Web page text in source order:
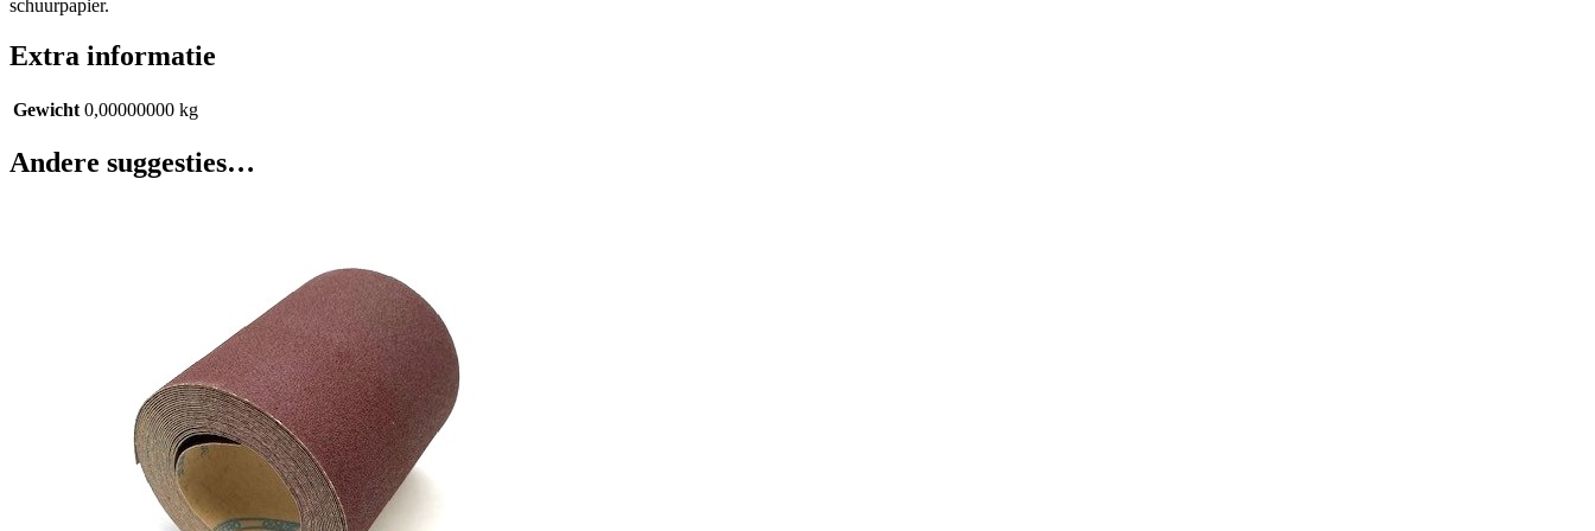
schuurpapier.
Extra informatie
Gewicht 0,00000000 kg
Andere suggesties…